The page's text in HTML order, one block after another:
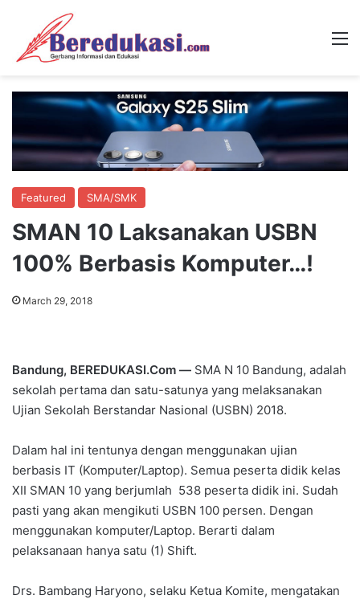
Featured SMA/SMK
SMAN 10 Laksanakan USBN
100% Berbasis Komputer…!
March 29, 2018
Bandung, BEREDUKASI.Com — SMA N 10 Bandung, adalah
sekolah pertama dan satu-satunya yang melaksanakan
Ujian Sekolah Berstandar Nasional (USBN) 2018.
Dalam hal ini tentunya dengan menggunakan ujian
berbasis IT (Komputer/Laptop). Semua peserta didik kelas
XII SMAN 10 yang berjumlah 538 peserta didik ini. Sudah
pasti yang akan mengikuti USBN 100 persen. Dengan
menggunakan komputer/Laptop. Berarti dalam
pelaksanaan hanya satu (1) Shift.
Drs. Bambang Haryono, selaku Ketua Komite, mengatakan